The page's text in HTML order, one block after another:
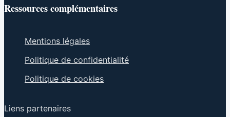
Ressources complémentaires
Mentions légales
Politique de confidentialité
Politique de cookies
Liens partenaires